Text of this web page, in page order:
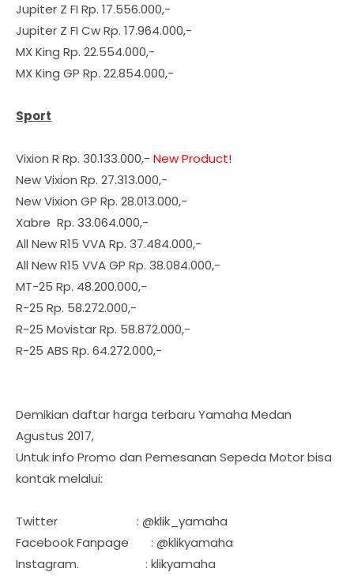
Jupiter Z FI Rp. 17.556.000,-
Jupiter Z FI Cw Rp. 17.964.000,-
MX King Rp. 22.554.000,-
MX King GP Rp. 22.854.000,-
Sport
Vixion R Rp. 30.133.000,- New Product!
New Vixion Rp. 27.313.000,-
New Vixion GP Rp. 28.013.000,-
Xabre Rp. 33.064.000,-
All New R15 VVA Rp. 37.484.000,-
All New R15 VVA GP Rp. 38.084.000,-
MT-25 Rp. 48.200.000,-
R-25 Rp. 58.272.000,-
R-25 Movistar Rp. 58.872.000,-
R-25 ABS Rp. 64.272.000,-
Demikian daftar harga terbaru Yamaha Medan
Agustus 2017,
Untuk info Promo dan Pemesanan Sepeda Motor bisa
kontak melalui:
Twitter : @klik_yamaha
Facebook Fanpage : @klikyamaha
Instagram. : klikyamaha